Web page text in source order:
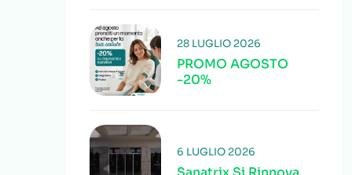
PROMO AGOSTO
-20%
28 LUGLIO 2026
6 LUGLIO 2026